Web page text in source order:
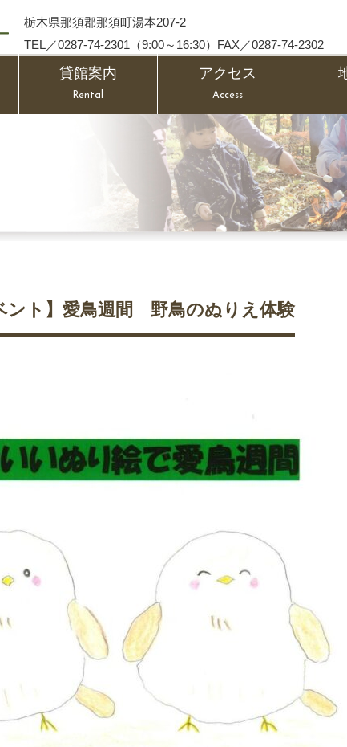
栃木県那須郡那須町湯本207-2
TEL／0287-74-2301（9:00～16:30）FAX／0287-74-2302
貸館案内
Rental
アクセス
Access
ント】愛鳥週間 野鳥のぬりえ体験